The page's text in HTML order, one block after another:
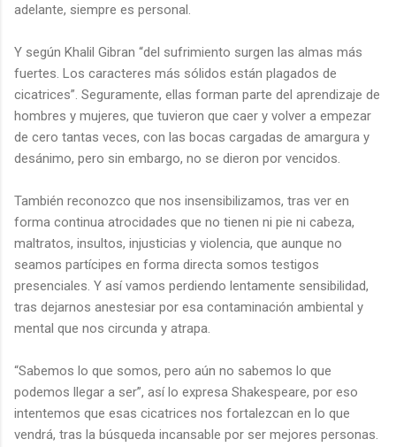
adelante, siempre es personal.
Y según Khalil Gibran “del sufrimiento surgen las almas más
fuertes. Los caracteres más sólidos están plagados de
cicatrices”. Seguramente, ellas forman parte del aprendizaje de
hombres y mujeres, que tuvieron que caer y volver a empezar
de cero tantas veces, con las bocas cargadas de amargura y
desánimo, pero sin embargo, no se dieron por vencidos.
También reconozco que nos insensibilizamos, tras ver en
forma continua atrocidades que no tienen ni pie ni cabeza,
maltratos, insultos, injusticias y violencia, que aunque no
seamos partícipes en forma directa somos testigos
presenciales. Y así vamos perdiendo lentamente sensibilidad,
tras dejarnos anestesiar por esa contaminación ambiental y
mental que nos circunda y atrapa.
“Sabemos lo que somos, pero aún no sabemos lo que
podemos llegar a ser”, así lo expresa Shakespeare, por eso
intentemos que esas cicatrices nos fortalezcan en lo que
vendrá, tras la búsqueda incansable por ser mejores personas.